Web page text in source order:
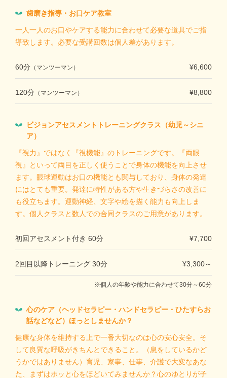
歯磨き指導・お口ケア教室
一人一人のお口やケアする能力に合わせて必要な道具でご指
導致します。必要な受講回数は個人差があります。
60分 （マンツーマン） ¥6,600
120分 （マンツーマン） ¥8,800
ビジョンアセスメントトレーニングクラス（幼児～シニ
ア）
『視力』ではなく『視機能』のトレーニングです。『両眼
視』といって両目を正しく使うことで身体の機能を向上させ
ます。眼球運動はお口の機能とも関与しており、身体の発達
にはとても重要。発達に特性がある方や生きづらさの改善に
も役立ちます。運動神経、文字や絵を描く能力も向上しま
す。個人クラスと数人での合同クラスのご用意があります。
初回アセスメント付き 60分 ¥7,700
2回目以降トレーニング 30分 ¥3,300～
個人の年齢や能力に合わせて30分～60分
心のケア（ヘッドセラピー・ハンドセラピー・ひたすらお
話などなど）ほっとしませんか？
健康な身体を維持する上で一番大切なのは心の安心安全。そ
して良質な呼吸がきちんとできること。（息をしているかど
うかではありません）育児、家事、仕事、介護で大変なあな
た、まずはホッと心をほどいてみませんか？心のゆとりが子